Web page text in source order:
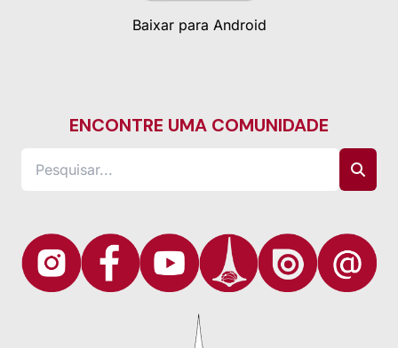
Baixar para Android
ENCONTRE UMA COMUNIDADE